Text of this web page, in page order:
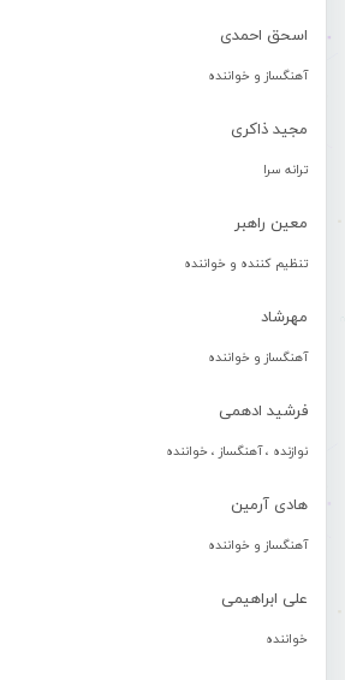
اسحق احمدی
آهنگساز و خواننده
مجید ذاکری
ترانه سرا
معین راهبر
تنظیم کننده و خواننده
مهرشاد
آهنگساز و خواننده
فرشید ادهمی
نوازنده ، آهنگساز ، خواننده
هادی آرمین
آهنگساز و خواننده
علی ابراهیمی
خواننده